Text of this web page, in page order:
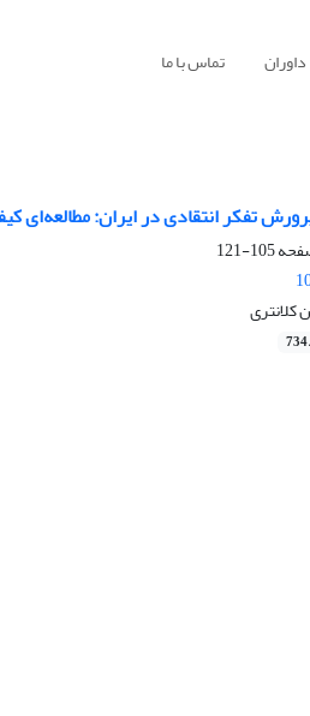
داوران تماس با ما
تفکر انتقادی در ایران: مطالعه‌ای
105-121
کلانتری